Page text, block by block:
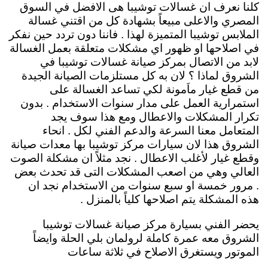
كلنا نعرف ان غسالات توشيبا هى الافضل في السوق
المصري والاعلى مبيعاً بشهادة كل من اقتني غسالة
الملابس توشيبا المتميزة لهذا . فاننا دون تردد حين نفكر
في اصلاحها او ظهور اي مشكلات متعلقة بعمل الغسالة
لابد من الاتصال بمركز صيانة غسالات توشيبا في
الشروق لماذا ؟ لان به كل مستلزمات الصيانة الجيدة
من قطع غيار ماَمونة لكي تساعد الغسالة على
استمرارية العمل على مدار سنوات الاستخدام . بدون
تكرار المشكلات والاعطال ومع هذا سوف يجد
المتعامل معنا السرعة والدعم الفني لكل . انحاء
الشروق هذا لان سيارات مركز توشيبا بها معدات صيانة
وقطع غيار لأغلب الاعطال . نجد مثلاً ان مشكلة الصوت
العالي وهي من اصعب المشكلات التى قد تحدث بعض
. مرور خمسة او سبع سنوات من الاستخدام نجد ان
هذه المشكلة يتم اصلاحها كلياً بالمنزل .
يحضر الفني بسيارة مركز صيانة غسالات توشيبا
الشروق معه عمرة كاملة لرولمان بلي الحلة وايضاً
الموتور ويستغرق الاصلاح في ثلاثة ساعات